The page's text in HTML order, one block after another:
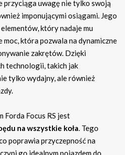
przyciąga uwagę nie tylko swoją
imponującymi osiągami. Jego
który nadaje mu
która pozwala na dynamiczne
zakrętów. Dzięki
technologii, takich jak
tylko wydajny, ale również
Forda Focus RS jest
na wszystkie koła. Tego
poprawia przyczepność na